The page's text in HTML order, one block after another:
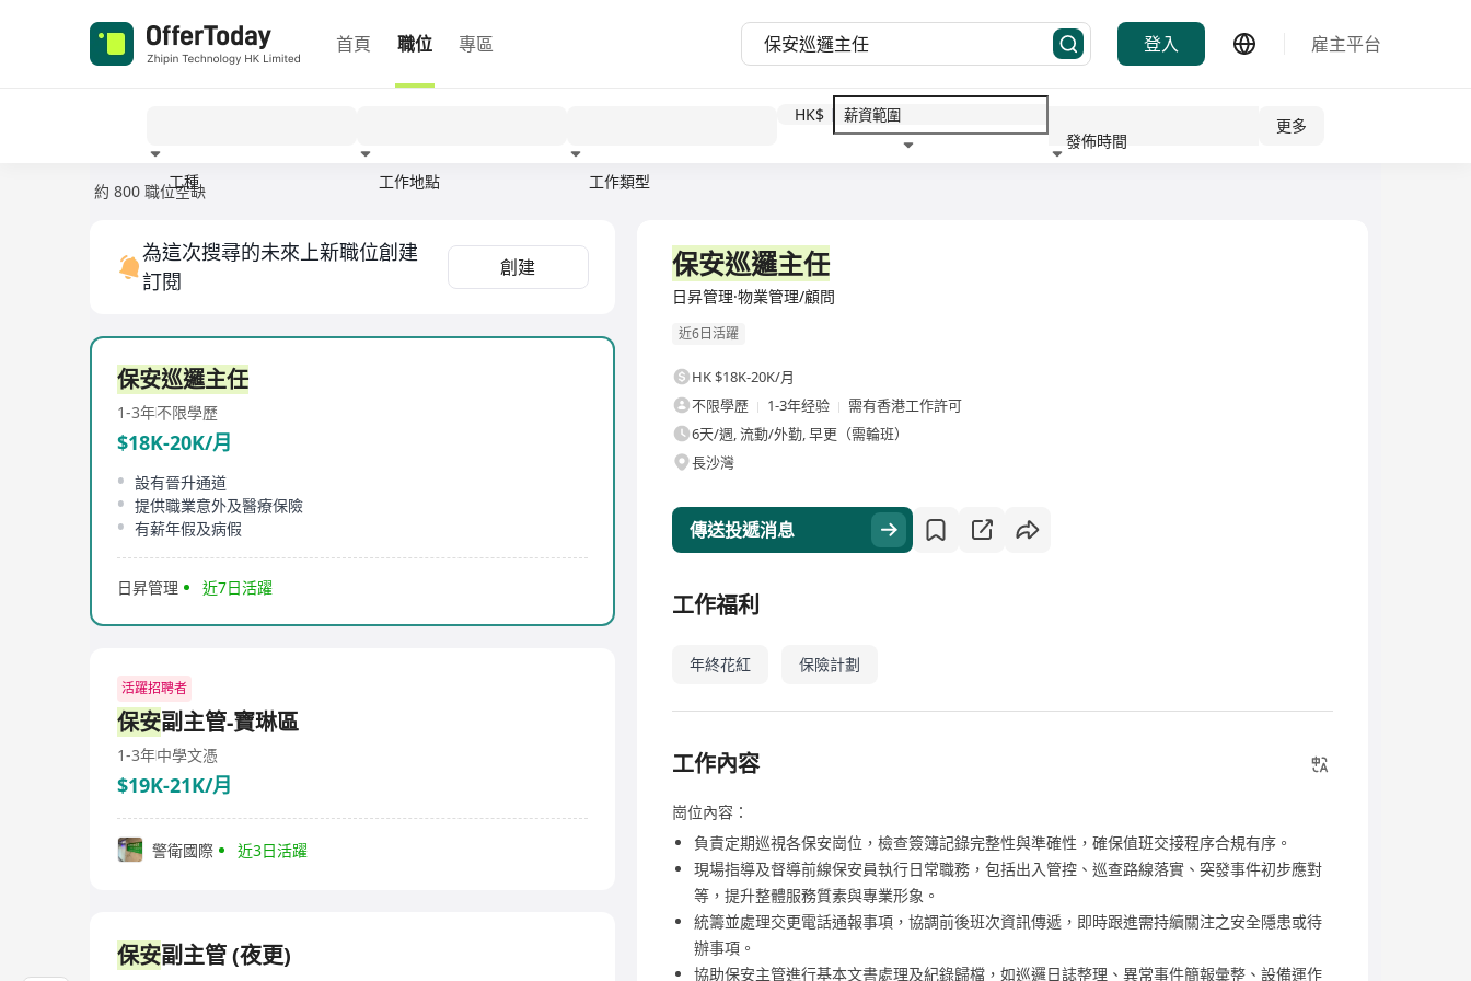
首頁 職位 專區 登入 雇主平台
工種 工作地點 工作類型
HK$
發佈時間
更多
約 800 職位空缺
為這次搜尋的未來上新職位創建
訂閱
創建
保安巡邏主任
1-3年不限學歷
$18K-20K/月
設有晉升通道
提供職業意外及醫療保險
有薪年假及病假
日昇管理 近7日活躍
活躍招聘者
保安副主管-寶琳區
1-3年中學文憑
$19K-21K/月
警衛國際 近3日活躍
保安副主管 (夜更)
保安巡邏主任
日昇管理·物業管理/顧問
近6日活躍
HK $18K-20K/月
不限學歷
1-3年经验
需有香港工作許可
6天/週, 流動/外勤, 早更（需輪班）
長沙灣
傳送投遞消息
工作福利
年終花紅 保險計劃
工作內容
崗位內容：
負責定期巡視各保安崗位，檢查簽簿記錄完整性與準確性，確保值班交接程序合規有序。
現場指導及督導前線保安員執行日常職務，包括出入管控、巡查路線落實、突發事件初步應對
等，提升整體服務質素與專業形象。
統籌並處理交更電話通報事項，協調前後班次資訊傳遞，即時跟進需持續關注之安全隱患或待
辦事項。
協助保安主管進行基本文書處理及紀錄歸檔，如巡邏日誌整理、異常事件簡報彙整、設備運作